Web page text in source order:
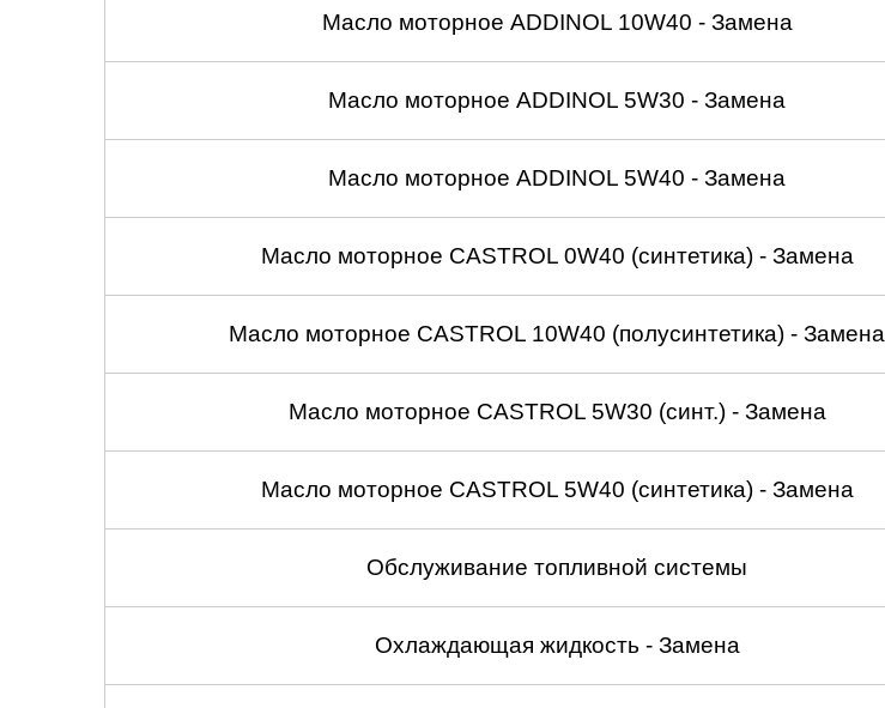
Масло моторное ADDINOL 10W40 - Замена
Масло моторное ADDINOL 5W30 - Замена
Масло моторное ADDINOL 5W40 - Замена
Масло моторное CASTROL 0W40 (синтетика) - Замена
Масло моторное CASTROL 10W40 (полусинтетика) - Замена
Масло моторное CASTROL 5W30 (синт.) - Замена
Масло моторное CASTROL 5W40 (синтетика) - Замена
Обслуживание топливной системы
Охлаждающая жидкость - Замена